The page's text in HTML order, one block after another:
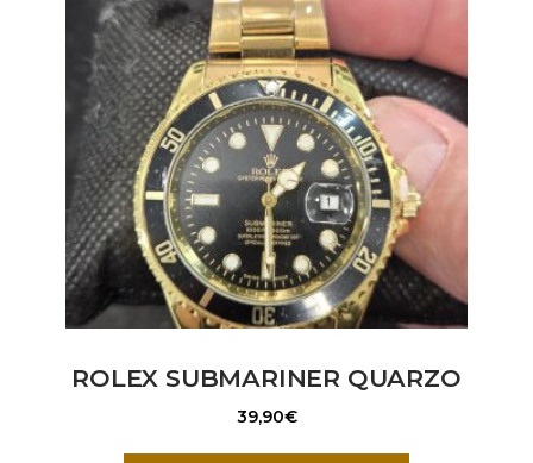
ROLEX SUBMARINER QUARZO
39,90€